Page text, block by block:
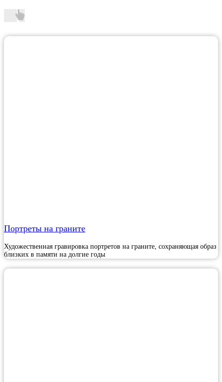
Портреты на граните
Художественная гравировка портретов на граните, сохраняющая образ
близких в памяти на долгие годы